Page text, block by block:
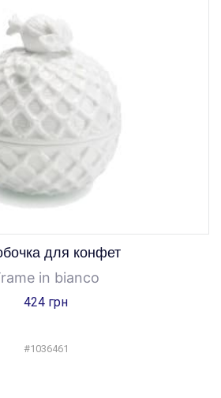
для конфет
in bianco
424 грн
#1036461